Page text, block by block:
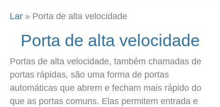
Lar » Porta de alta velocidade
Porta de alta velocidade
Portas de alta velocidade, também chamadas de
portas rápidas, são uma forma de portas
automáticas que abrem e fecham mais rápido do
que as portas comuns. Elas permitem entrada e